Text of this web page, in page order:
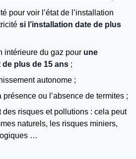
pour voir l’état de l’installation
si l’installation date de plus
intérieure du gaz pour une
plus de 15 ans ;
autonome ;
présence ou l’absence de termites ;
des risques et pollutions : cela peut
naturels, les risques miniers,
…